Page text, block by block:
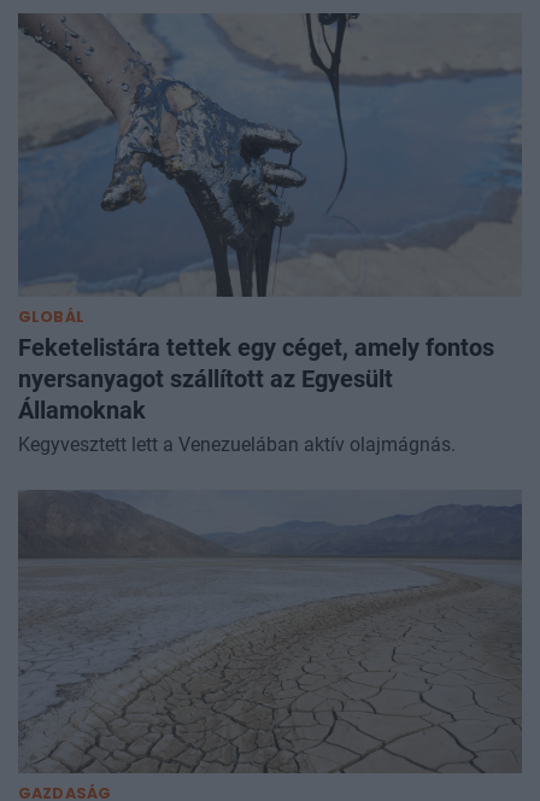
GLOBÁL
Feketelistára tettek egy céget, amely fontos
nyersanyagot szállított az Egyesült
Államoknak
Kegyvesztett lett a Venezuelában aktív olajmágnás.
GAZDASÁG